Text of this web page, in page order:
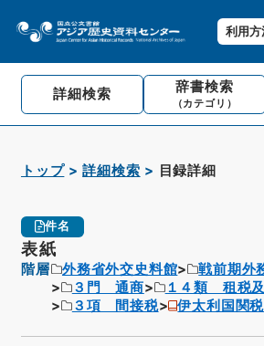
利用方
詳細検索 辞書検索
（カテゴリ）
トップ 詳細検索 目録詳細
件名
表紙
階層 外務省外交史料館
戦前期外
３門 通商
１４類 租税
３項 間接税
伊太利国関